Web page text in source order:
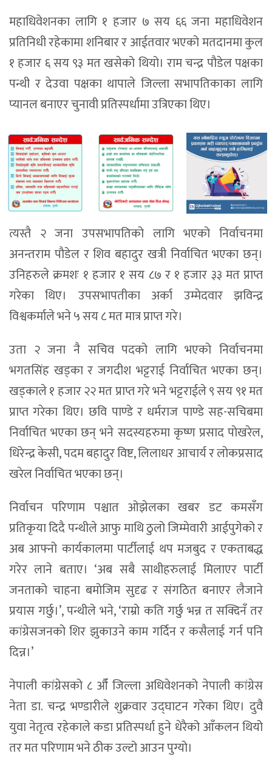
महाधिवेशनका लागि १ हजार ७ सय ६६ जना महाधिवेशन
प्रतिनिधी रहेकामा शनिबार र आईतवार भएको मतदानमा कुल
१ हजार ६ सय ९३ मत खसेको थियो। राम चन्द्र पौडेल पक्षका
पन्थी र देउवा पक्षका थापाले जिल्ला सभापतिकाका लागि
प्यानल बनाएर चुनावी प्रतिस्पर्धामा उत्रिएका थिए।
त्यस्तै २ जना उपसभापतिको लागि भएको निर्वाचनमा
अनन्तराम पाैडेल र शिव बहादुर खत्री निर्वाचित भएका छन्।
उनिहरुले क्रमशः १ हजार १ सय ८७ र १ हजार ३३ मत प्राप्त
गरेका थिए। उपसभापतीका अर्का उम्मेदवार झविन्द्र
विश्वकर्माले भने ५ सय ८ मत मात्र प्राप्त गरे।
उता २ जना नै सचिव पदको लागि भएको निर्वाचनमा
भगतसिंह खड्का र जगदीश भट्टराई निर्वाचित भएका छन्।
खड्काले १ हजार २२ मत प्राप्त गरे भने भट्टराईले ९ सय ९१ मत
प्राप्त गरेका थिए। छवि पाण्डे र धर्मराज पाण्डे सह-सचिबमा
निर्वाचित भएका छन् भने सदस्यहरुमा कृष्ण प्रसाद पाेखरेल,
धिरेन्द्र केसी, पदम बहादुर विष्ट, ‌लिलाधर आचार्य र लाेकप्रसाद
खरेल निर्वाचित भएका छन्।
निर्वाचन परिणाम पश्चात ओझेलका खबर डट कमसँग
प्रतिकृया दिदै पन्थीले आफु माथि ठुलो जिम्मेवारी आईपुगेको र
अब आफ्नो कार्यकालमा पार्टीलाई थप मजबुद र एकताबद्ध
गरेर लाने बताए। ‘अब सबै साथीहरुलाई मिलाएर पार्टी
जनताको चाहना बमोजिम सुदृढ र संगठित बनाएर लैजाने
प्रयास गर्छु।’, पन्थीले भने, ‘राम्रो कति गर्छु भन्न त सक्दिनँ तर
कांग्रेसजनको शिर झुकाउने काम गर्दिन र कसैलाई गर्न पनि
दिन्न।’
नेपाली कांग्रेसको ८ औँ जिल्ला अधिवेशनको नेपाली कांग्रेस
नेता डा. चन्द्र भण्डारीले शुक्रवार उद्घाटन गरेका थिए। दुवै
युवा नेतृत्व रहेकाले कडा प्रतिस्पर्धा हुने धेरैको आँकलन थियो
तर मत परिणाम भने ठीक उल्टो आउन पुग्यो।